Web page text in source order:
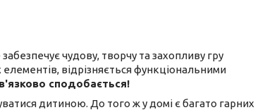
чудову, творчу та захопливу гру
відрізняється функціональними
сподобається!
дитиною. До того ж у домі є багато гарних